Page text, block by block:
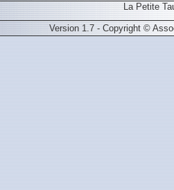
La Petite
Version 1.7 - Copyright ©